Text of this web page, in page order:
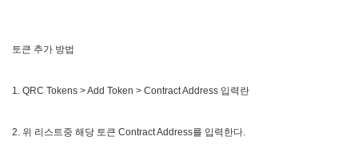
토큰 추가 방법
1. QRC Tokens > Add Token > Contract Address 입력란
2. 위 리스트중 해당 토큰 Contract Address를 입력한다.